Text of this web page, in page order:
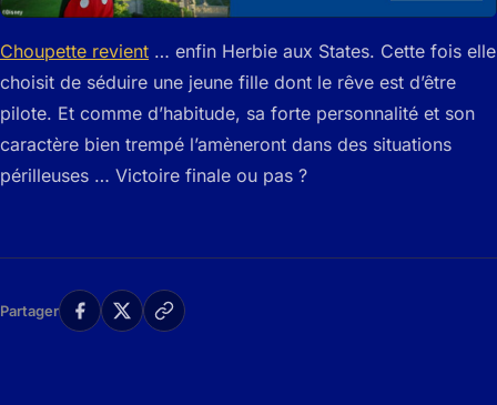
Choupette revient … enfin Herbie aux States. Cette fois elle
choisit de séduire une jeune fille dont le rêve est d’être
pilote. Et comme d’habitude, sa forte personnalité et son
caractère bien trempé l’amèneront dans des situations
périlleuses … Victoire finale ou pas ?
Partager